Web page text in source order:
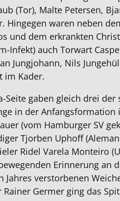
(Tor), Malte Petersen,
Hingegen waren neben
und dem erkrankten
Infekt) auch Torwart
Jungjohann, Nils
im Kader.
Seite gaben gleich drei der
in der Anfangsformation
(vom Hamburger SV
Tjorben Uphoff
Ridel Varela Monteiro
Erinnerung an
Jahres verstorbenen
Rainer Germer ging das